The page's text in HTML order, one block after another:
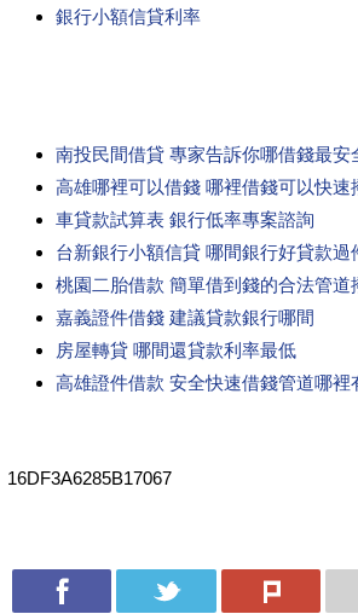
銀行小額信貸利率
南投民間借貸 專家告訴你哪借錢最安
高雄哪裡可以借錢 哪裡借錢可以快速
車貸款試算表 銀行低率專案諮詢
台新銀行小額信貸 哪間銀行好貸款過
桃園二胎借款 簡單借到錢的合法管道
嘉義證件借錢 建議貸款銀行哪間
房屋轉貸 哪間還貸款利率最低
高雄證件借款 安全快速借錢管道哪裡
16DF3A6285B17067